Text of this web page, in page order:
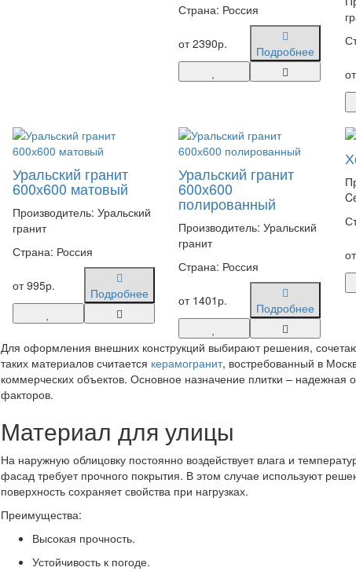
Страна: Россия
от 2390р. Подробнее
Уральский гранит
600х600 матовый
Производитель: Уральский
гранит
Страна: Россия
от 995р. Подробнее
Уральский гранит
600х600
полированный
Производитель: Уральский
гранит
Страна: Россия
от 1401р. Подробнее
Для оформления внешних конструкций выбирают решения,
таких материалов считается керамогранит, востребованный в
коммерческих объектов. Основное назначение плитки – надежная
факторов.
Материал для улицы
На наружную облицовку постоянно воздействует влага и
фасад требует прочного покрытия. В этом случае используют
поверхность сохраняет свойства при нагрузках.
Преимущества:
Высокая прочность.
Устойчивость к погоде.